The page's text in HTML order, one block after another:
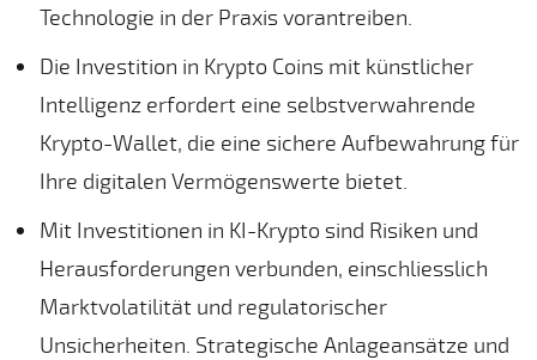
Technologie in der Praxis vorantreiben.
Die Investition in Krypto Coins mit künstlicher
Intelligenz erfordert eine selbstverwahrende
Krypto-Wallet, die eine sichere Aufbewahrung für
Ihre digitalen Vermögenswerte bietet.
Mit Investitionen in KI-Krypto sind Risiken und
Herausforderungen verbunden, einschliesslich
Marktvolatilität und regulatorischer
Unsicherheiten. Strategische Anlageansätze und